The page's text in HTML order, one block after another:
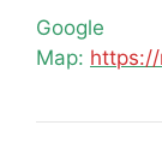
Google
Map: https://